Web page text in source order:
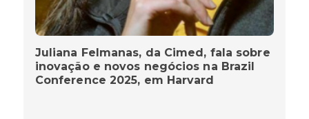
Juliana Felmanas, da Cimed, fala sobre
inovação e novos negócios na Brazil
Conference 2025, em Harvard